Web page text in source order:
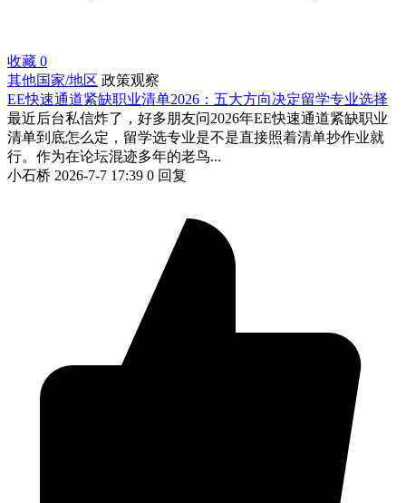
收藏 0
其他国家/地区 政策观察
EE快速通道紧缺职业清单2026：五大方向决定留学专业选择
最近后台私信炸了，好多朋友问2026年EE快速通道紧缺职业
清单到底怎么定，留学选专业是不是直接照着清单抄作业就
行。作为在论坛混迹多年的老鸟...
小石桥 2026-7-7 17:39 0 回复